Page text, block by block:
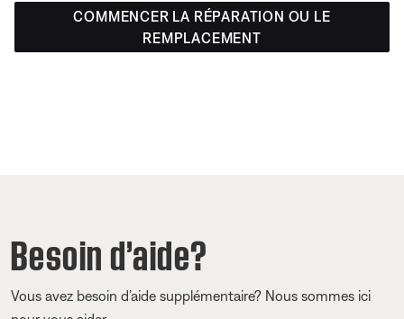
COMMENCER LA RÉPARATION OU LE
REMPLACEMENT
Besoin d’aide?
Vous avez besoin d’aide supplémentaire? Nous sommes ici